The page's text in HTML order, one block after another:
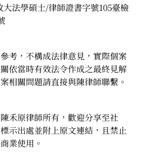
法學碩士/律師證書字號105臺檢
考，不構成法律意見，實際個案
依當時有效法令作成之最終見解
相關問題請直接與陳律師聯繫。
禾原律師所有，歡迎分享至社
示出處並附上原文連結，且禁止
業使用。